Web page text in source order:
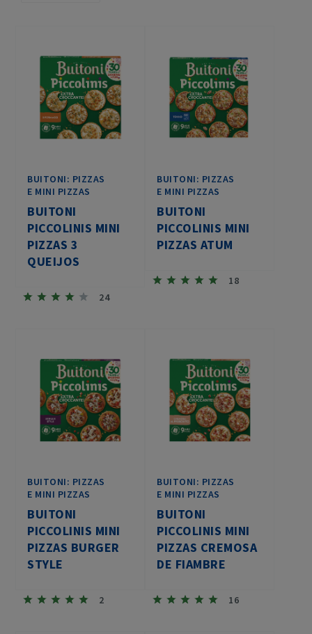
BUITONI: PIZZAS
E MINI PIZZAS
BUITONI
PICCOLINIS MINI
PIZZAS 3
QUEIJOS
24
BUITONI: PIZZAS
E MINI PIZZAS
BUITONI
PICCOLINIS MINI
PIZZAS ATUM
18
BUITONI: PIZZAS
E MINI PIZZAS
BUITONI
PICCOLINIS MINI
PIZZAS BURGER
STYLE
2
BUITONI: PIZZAS
E MINI PIZZAS
BUITONI
PICCOLINIS MINI
PIZZAS CREMOSA
DE FIAMBRE
16